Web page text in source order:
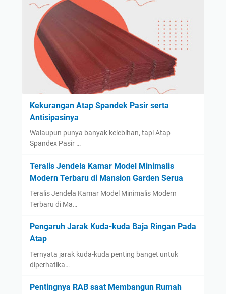
Kekurangan Atap Spandek Pasir serta
Antisipasinya
Walaupun punya banyak kelebihan, tapi Atap
Spandex Pasir …
Teralis Jendela Kamar Model Minimalis
Modern Terbaru di Mansion Garden Serua
Teralis Jendela Kamar Model Minimalis Modern
Terbaru di Ma…
Pengaruh Jarak Kuda-kuda Baja Ringan Pada
Atap
Ternyata jarak kuda-kuda penting banget untuk
diperhatika…
Pentingnya RAB saat Membangun Rumah